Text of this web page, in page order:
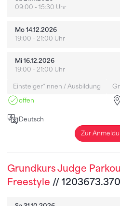
09:00 - 15:30 Uhr
Mo 14.12.2026
19:00 - 21:00 Uhr
Mi 16.12.2026
19:00 - 21:00 Uhr
Einsteiger*innen / Ausbildung
offen
Deutsch
Zur
Grundkurs Judge
Freestyle //